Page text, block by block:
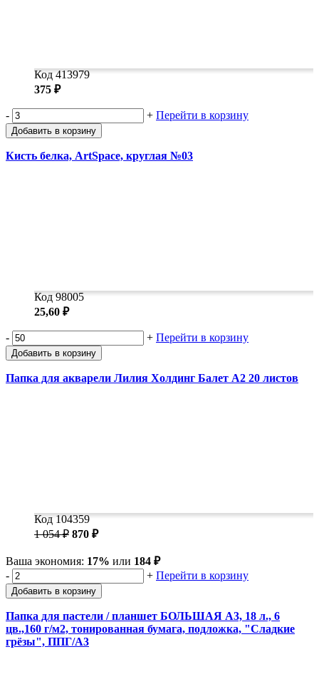
Код 413979
375 ₽
- + Перейти в корзину
Добавить в корзину
Кисть белка, ArtSpace, круглая №03
Код 98005
25,60 ₽
- + Перейти в корзину
Добавить в корзину
Папка для акварели Лилия Холдинг Балет А2 20 листов
Код 104359
1 054 ₽ 870 ₽
Ваша экономия: 17% или 184 ₽
-
+ Перейти в корзину
Добавить в корзину
Папка для пастели / планшет БОЛЬШАЯ А3, 18 л., 6
цв.,160 г/м2, тонированная бумага, подложка, "Сладкие
грёзы", ППГ/А3